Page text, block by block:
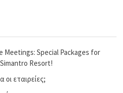
Meetings: Special Packages for
Resort!
εταιρείες;